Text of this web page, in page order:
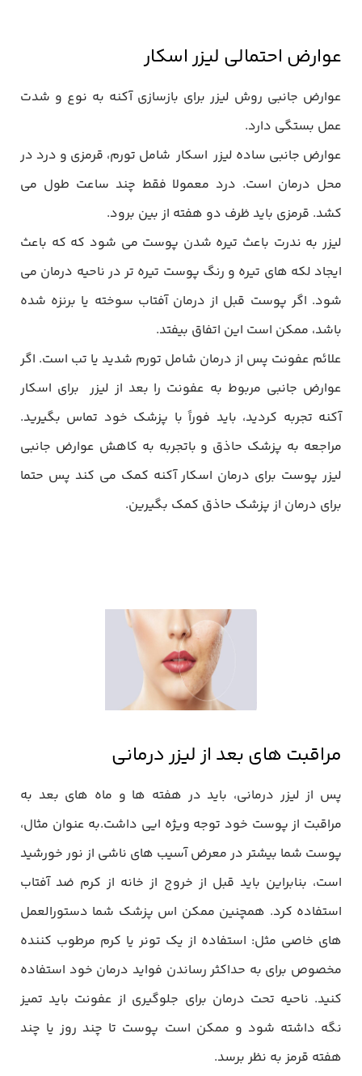
عوارض احتمالی لیزر اسکار
عوارض جانبی روش لیزر برای بازسازی آکنه به نوع و شدت
عمل بستگی دارد.
عوارض جانبی ساده لیزر اسکار شامل تورم، قرمزی و درد در
محل درمان است. درد معمولا فقط چند ساعت طول می
کشد. قرمزی باید ظرف دو هفته از بین برود.
لیزر به ندرت باعث تیره شدن پوست می شود که که باعث
ایجاد لکه های تیره و رنگ پوست تیره تر در ناحیه درمان می
شود. اگر پوست قبل از درمان آفتاب سوخته یا برنزه شده
باشد، ممکن است این اتفاق بیفتد.
علائم عفونت پس از درمان شامل تورم شدید یا تب است. اگر
عوارض جانبی مربوط به عفونت را بعد از لیزر برای اسکار
آکنه تجربه کردید، باید فوراً با پزشک خود تماس بگیرید.
مراجعه به پزشک حاذق و باتجربه به کاهش عوارض جانبی
لیزر پوست برای درمان اسکار آکنه کمک می کند پس حتما
برای درمان از پزشک حاذق کمک بگیرین.
مراقبت های بعد از لیزر درمانی
پس از لیزر درمانی، باید در هفته ها و ماه های بعد به
مراقبت از پوست خود توجه ویژه ایی داشت.به عنوان مثال،
پوست شما بیشتر در معرض آسیب های ناشی از نور خورشید
است، بنابراین باید قبل از خروج از خانه از کرم ضد آفتاب
استفاده کرد. همچنین ممکن اس پزشک شما دستورالعمل
های خاصی مثل: استفاده از یک تونر یا کرم مرطوب کننده
مخصوص برای به حداکثر رساندن فواید درمان خود استفاده
کنید. ناحیه تحت درمان برای جلوگیری از عفونت باید تمیز
نگه داشته شود و ممکن است پوست تا چند روز یا چند
هفته قرمز به نظر برسد.